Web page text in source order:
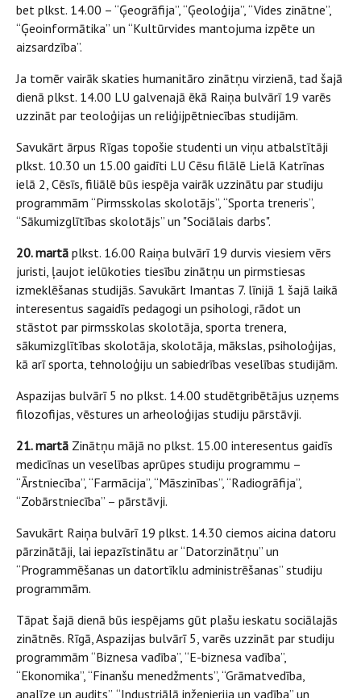
bet plkst. 14.00 – “Ģeogrāfija”, “Ģeoloģija”, “Vides zinātne”,
“Ģeoinformātika” un “Kultūrvides mantojuma izpēte un
aizsardzība”.
Ja tomēr vairāk skaties humanitāro zinātņu virzienā, tad šajā
dienā plkst. 14.00 LU galvenajā ēkā Raiņa bulvārī 19 varēs
uzzināt par teoloģijas un reliģijpētniecības studijām.
Savukārt ārpus Rīgas topošie studenti un viņu atbalstītāji
plkst. 10.30 un 15.00 gaidīti LU Cēsu filālē Lielā Katrīnas
ielā 2, Cēsīs, filiālē būs iespēja vairāk uzzinātu par studiju
programmām “Pirmsskolas skolotājs”, “Sporta treneris”,
“Sākumizglītības skolotājs” un "Sociālais darbs".
20. martā plkst. 16.00 Raiņa bulvārī 19 durvis viesiem vērs
juristi, ļaujot ielūkoties tiesību zinātņu un pirmstiesas
izmeklēšanas studijās. Savukārt Imantas 7. līnijā 1 šajā laikā
interesentus sagaidīs pedagogi un psihologi, rādot un
stāstot par pirmsskolas skolotāja, sporta trenera,
sākumizglītības skolotāja, skolotāja, mākslas, psiholoģijas,
kā arī sporta, tehnoloģiju un sabiedrības veselības studijām.
Aspazijas bulvārī 5 no plkst. 14.00 studētgribētājus uzņems
filozofijas, vēstures un arheoloģijas studiju pārstāvji.
21. martā Zinātņu mājā no plkst. 15.00 interesentus gaidīs
medicīnas un veselības aprūpes studiju programmu –
“Ārstniecība”, “Farmācija”, “Māszinības”, “Radiogrāfija”,
“Zobārstniecība” – pārstāvji.
Savukārt Raiņa bulvārī 19 plkst. 14.30 ciemos aicina datoru
pārzinātāji, lai iepazīstinātu ar “Datorzinātņu” un
“Programmēšanas un datortīklu administrēšanas” studiju
programmām.
Tāpat šajā dienā būs iespējams gūt plašu ieskatu sociālajās
zinātnēs. Rīgā, Aspazijas bulvārī 5, varēs uzzināt par studiju
programmām “Biznesa vadība”, “E-biznesa vadība”,
“Ekonomika”, “Finanšu menedžments”, “Grāmatvedība,
analīze un audits”, “Industriālā inženierija un vadība” un